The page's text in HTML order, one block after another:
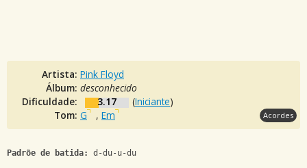
Artista: Pink Floyd
Álbum: desconhecido
Dificuldade:
3.17 (Iniciante)
Tom: G , Em Acordes
Padrõe de batida: d-du-u-du